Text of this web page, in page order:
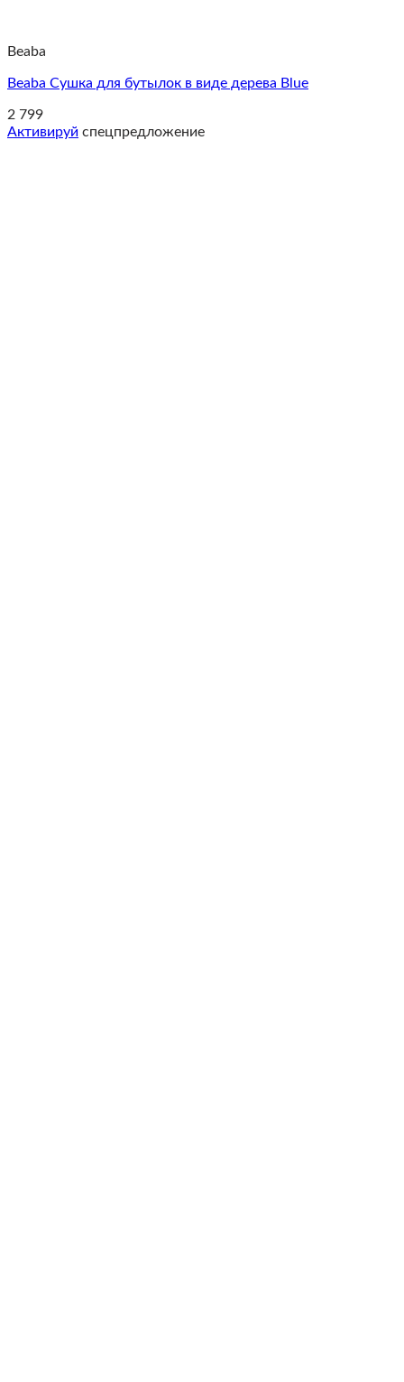
Beaba
Beaba Сушка для бутылок в виде дерева Blue
2 799
Активируй спецпредложение